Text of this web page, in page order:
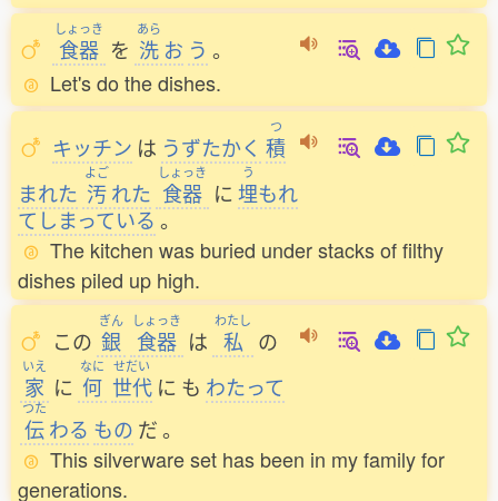
しょっき
食器 を
あら
洗 お う 。
Let's do the dishes.
キッチン は うずたかく
つ
積
まれた
よご
汚れた
しょっき
食器 に
う
埋もれ
てしまっている 。
The kitchen was buried under stacks of filthy
dishes piled up high.
この
ぎん
銀
しょっき
食器 は
わたし
私 の
いえ
家 に
なに
何
せだい
世代 に も わたって
つた
伝わる もの だ。
This silverware set has been in my family for
generations.